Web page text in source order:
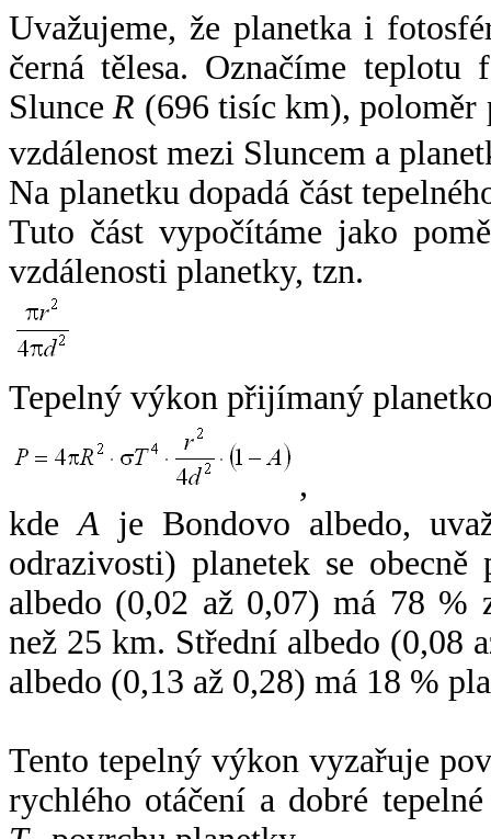
Uvažujeme, že planetka i
černá tělesa. Označíme
SlunceR (696 tisíc km),
vzdálenost mezi Sluncem a
Na planetku dopadá část
Tuto část vypočítáme jako
vzdálenosti planetky, tzn.
Tepelný výkon přijímaný
,
kdeA je Bondovo albedo,
odrazivosti) planetek se
albedo (0,02 až 0,07) má 78 %
než 25 km. Střední albedo (0,08
albedo (0,13 až 0,28) má 18 %
Tento tepelný výkon vyzařuje
rychlého otáčení a dobré